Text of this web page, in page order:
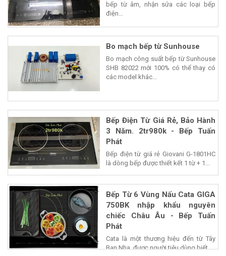
bếp từ âm, nhận sửa các loại bếp
điện...
Bo mạch bếp từ Sunhouse
Bo mạch công suất bếp từ Sunhouse
SHB 82022 mới 100% có thể thay có
các model khác...
Bếp Điện Từ Giá Rẻ, Bảo Hành
3 Năm. 2tr980k - Bếp Tuấn
Phát
Bếp điện từ giá rẻ Giovani G-1801HC
là dòng bếp được thiết kết 1 từ + 1...
Bếp Từ 6 Vùng Nấu Cata GIGA
750BK nhập khẩu nguyên
chiếc Châu Âu - Bếp Tuấn
Phát
Cata là một thương hiệu đến từ Tây
Ban Nha, được người tiêu dùng biết...